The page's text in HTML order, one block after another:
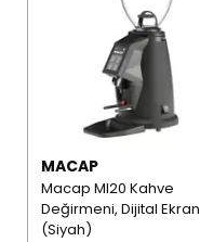
MACAP
Macap MI20 Kahve
Değirmeni, Dijital Ekran
(Siyah)